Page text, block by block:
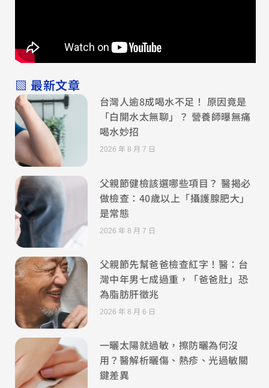
▧ 最新文章
台灣人逾8成喝水不足！ 原因竟是
「白開水太無聊」？ 營養師曝無痛
喝水妙招
2026 年 8 月 7 日
父親節健檢該選哪些項目？ 醫揭必
做檢查：40歲以上「攝護腺肥大」
是常態
2026 年 8 月 7 日
父親節先幫爸爸檢查紅字！醫：台
灣中年男七成過重，「爸爸肚」恐
為脂肪肝徵兆
2026 年 8 月 6 日
一曬太陽就過敏，擦防曬為何沒
用？醫解析曬傷、熱疹、光過敏關
鍵差異